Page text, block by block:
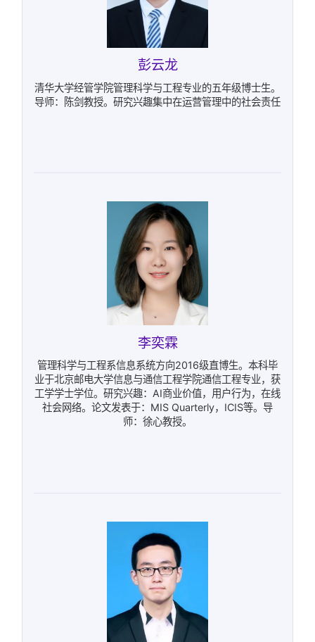
彭云龙
清华大学经管学院管理科学与工程专业的五年级博士生。
导师：陈剑教授。研究兴趣集中在运营管理中的社会责任
李奕霖
管理科学与工程系信息系统方向2016级直博生。本科毕
业于北京邮电大学信息与通信工程学院通信工程专业，获
工学学士学位。研究兴趣：AI商业价值，用户行为，在线
社会网络。论文发表于：MIS Quarterly，ICIS等。导
师：徐心教授。